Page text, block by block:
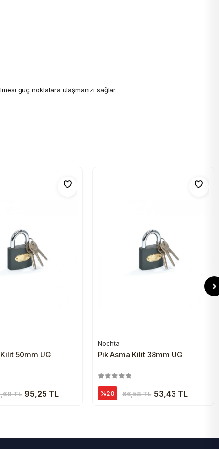
güç noktalara ulaşmanızı sağlar.
Sepete Ekle
50mm UG
TL 95,25 TL
Sepete Ekle
Nochta
Pik Asma Kilit 38mm UG
%20 66,58 TL 53,43 TL